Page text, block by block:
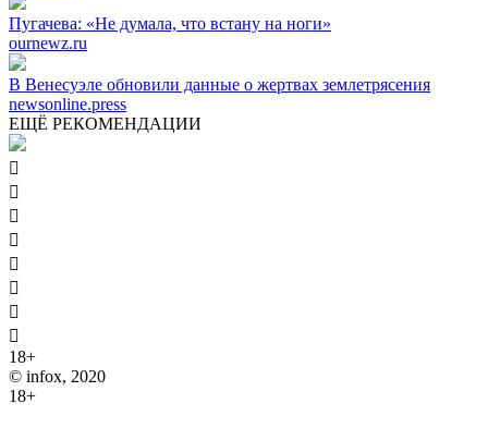
Пугачева: «Не думала, что встану на ноги»
ournewz.ru
В Венесуэле обновили данные о жертвах землетрясения
newsonline.press
ЕЩЁ РЕКОМЕНДАЦИИ








18+
© infox, 2020
18+